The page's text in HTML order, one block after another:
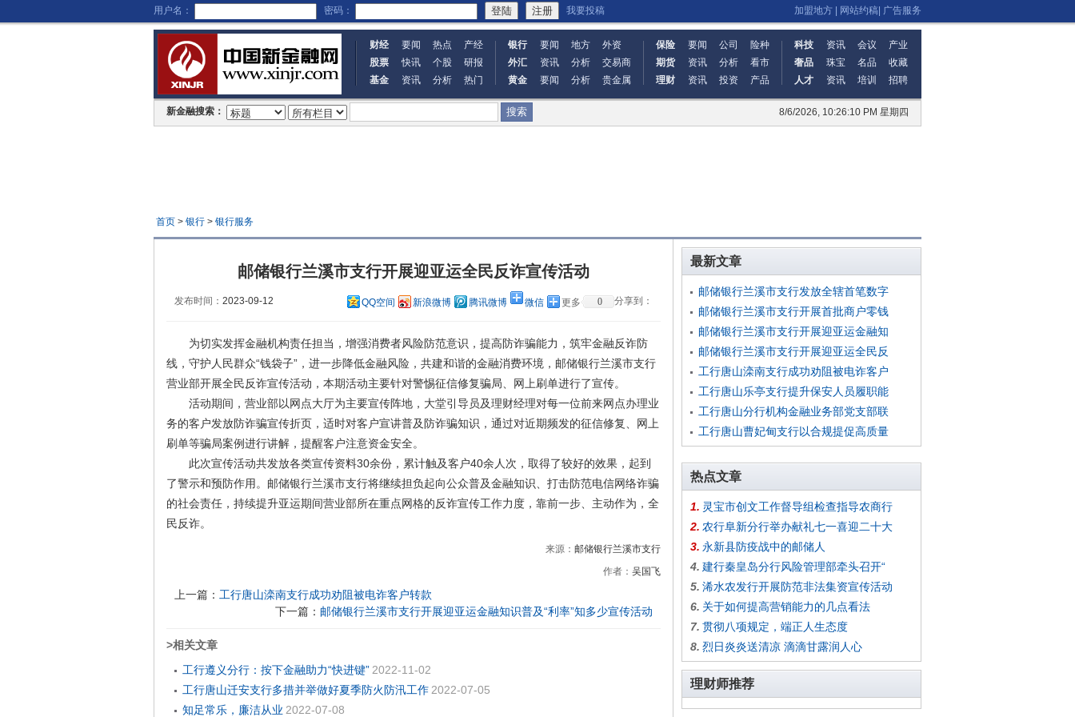
用户名： 密码： 我要投稿 加盟地方 网站约稿 广告服务
财经 要闻 热点
产经
股票
快讯 个股
研报
基金
资讯 分析 热门
银行 要闻 地方
外资
外汇
资讯 分析
交易商
黄金
要闻 分析 贵金属
保险 要闻 公司
险种
期货
资讯 分析
看市
理财
资讯 投资 产品
科技 资讯 会议
产业
奢品
珠宝 名品
收藏
人才
资讯 培训 招聘
8/6/2026, 10:26:10 PM 星期四
新金融搜索：
首页> 银行> 银行服务
邮储银行兰溪市支行开展迎亚运全民反诈宣传活动
发布时间： 2023-09-12 分享到：
QQ空间 新浪微博 腾讯微博 微信 更多 0
为切实发挥金融机构责任担当，增强消费者风险防范意识，提高防诈骗能力，筑牢金融反诈防
线，守护人民群众“钱袋子”，进一步降低金融风险，共建和谐的金融消费环境，邮储银行兰溪市支行
营业部开展全民反诈宣传活动，本期活动主要针对警惕征信修复骗局、网上刷单进行了宣传。
活动期间，营业部以网点大厅为主要宣传阵地，大堂引导员及理财经理对每一位前来网点办理业
务的客户发放防诈骗宣传折页，适时对客户宣讲普及防诈骗知识，通过对近期频发的征信修复、网上
刷单等骗局案例进行讲解，提醒客户注意资金安全。
此次宣传活动共发放各类宣传资料30余份，累计触及客户40余人次，取得了较好的效果，起到
了警示和预防作用。邮储银行兰溪市支行将继续担负起向公众普及金融知识、打击防范电信网络诈骗
的社会责任，持续提升亚运期间营业部所在重点网格的反诈宣传工作力度，靠前一步、主动作为，全
民反诈。
来源： 邮储银行兰溪市支行
作者： 吴国飞
上一篇： 工行唐山滦南支行成功劝阻被电诈客户转款
下一篇： 邮储银行兰溪市支行开展迎亚运金融知识普及“利率”知多少宣传活动
>相关文章
工行遵义分行：按下金融助力“快进键” 2022-11-02
工行唐山迁安支行多措并举做好夏季防火防汛工作 2022-07-05
知足常乐，廉洁从业 2022-07-08
最新文章
邮储银行兰溪市支行发放全辖首笔数字
邮储银行兰溪市支行开展首批商户零钱
邮储银行兰溪市支行开展迎亚运金融知
邮储银行兰溪市支行开展迎亚运全民反
工行唐山滦南支行成功劝阻被电诈客户
工行唐山乐亭支行提升保安人员履职能
工行唐山分行机构金融业务部党支部联
工行唐山曹妃甸支行以合规提促高质量
热点文章
1. 灵宝市创文工作督导组检查指导农商行
2. 农行阜新分行举办献礼七一喜迎二十大
3. 永新县防疫战中的邮储人
4. 建行秦皇岛分行风险管理部牵头召开“
5. 浠水农发行开展防范非法集资宣传活动
6. 关于如何提高营销能力的几点看法
7. 贯彻八项规定，端正人生态度
8. 烈日炎炎送清凉 滴滴甘露润人心
理财师推荐